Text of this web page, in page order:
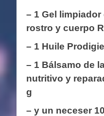
– 1 Gel
rostro y cuerpo
– 1 Huile
– 1 Bálsamo de
nutritivo y
g
– y un neceser